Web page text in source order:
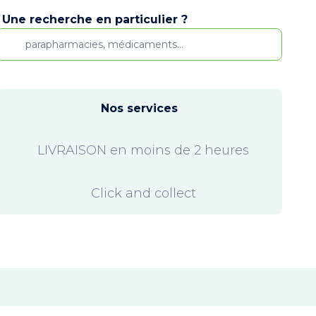
Une recherche en particulier ?
Nos services
LIVRAISON en moins de 2 heures
Click and collect